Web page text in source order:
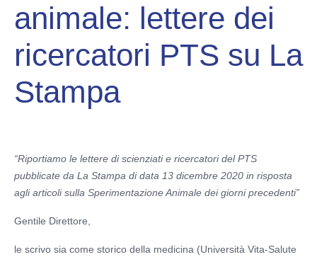
animale: lettere dei
ricercatori PTS su La
Stampa
“Riportiamo le lettere di scienziati e ricercatori del PTS
pubblicate da La Stampa di data 13 dicembre 2020 in risposta
agli articoli sulla Sperimentazione Animale dei giorni precedenti”
Gentile Direttore,
le scrivo sia come storico della medicina (Università Vita-Salute